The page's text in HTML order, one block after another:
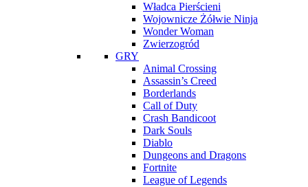
Władca Pierścieni
Wojownicze Żółwie Ninja
Wonder Woman
Zwierzogród
GRY
Animal Crossing
Assassin’s Creed
Borderlands
Call of Duty
Crash Bandicoot
Dark Souls
Diablo
Dungeons and Dragons
Fortnite
League of Legends